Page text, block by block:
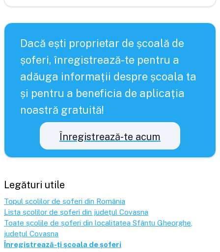
Dacă ești proprietar de școală de
șoferi, înregistrează-te pentru a
adăuga informații despre școala ta
și pentru a beneficia de aplicația
noastră gratuită!
Înregistrează-te acum
Legături utile
Topul școlilor de șoferi din România
Lista școlilor de șoferi din județul Covasna
Toate școlile de șoferi din localitatea Sfântu Gheorghe
județul Covasna
Înregistrează-ți școala de șoferi